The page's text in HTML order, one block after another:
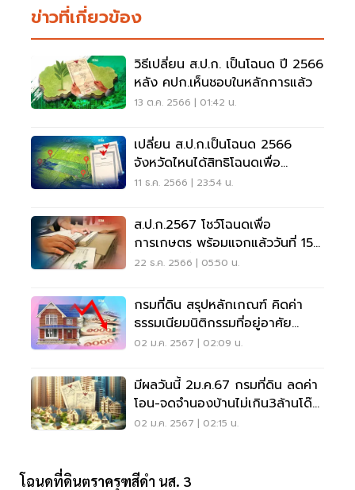
ข่าวที่เกี่ยวข้อง
วิธีเปลี่ยน ส.ป.ก. เป็นโฉนด ปี 2566
หลัง คปก.เห็นชอบในหลักการแล้ว
13 ต.ค. 2566 | 01:42 น.
เปลี่ยน ส.ป.ก.เป็นโฉนด 2566
จังหวัดไหนได้สิทธิโฉนดเพื่อ
การเกษตร
11 ธ.ค. 2566 | 23:54 น.
ส.ป.ก.2567 โชว์โฉนดเพื่อ
การเกษตร พร้อมแจกแล้ววันที่ 15
มกราคมฯนี้
22 ธ.ค. 2566 | 05:50 น.
กรมที่ดิน สรุปหลักเกณฑ์ คิดค่า
ธรรมเนียมนิติกรรมที่อยู่อาศัย
2567
02 ม.ค. 2567 | 02:09 น.
มีผลวันนี้ 2ม.ค.67 กรมที่ดิน ลดค่า
โอน-จดจำนองบ้านไม่เกิน3ล้านโด๊ป
อสังหาฯ
02 ม.ค. 2567 | 02:15 น.
โฉนดที่ดินตราครุฑสีดำ นส. 3